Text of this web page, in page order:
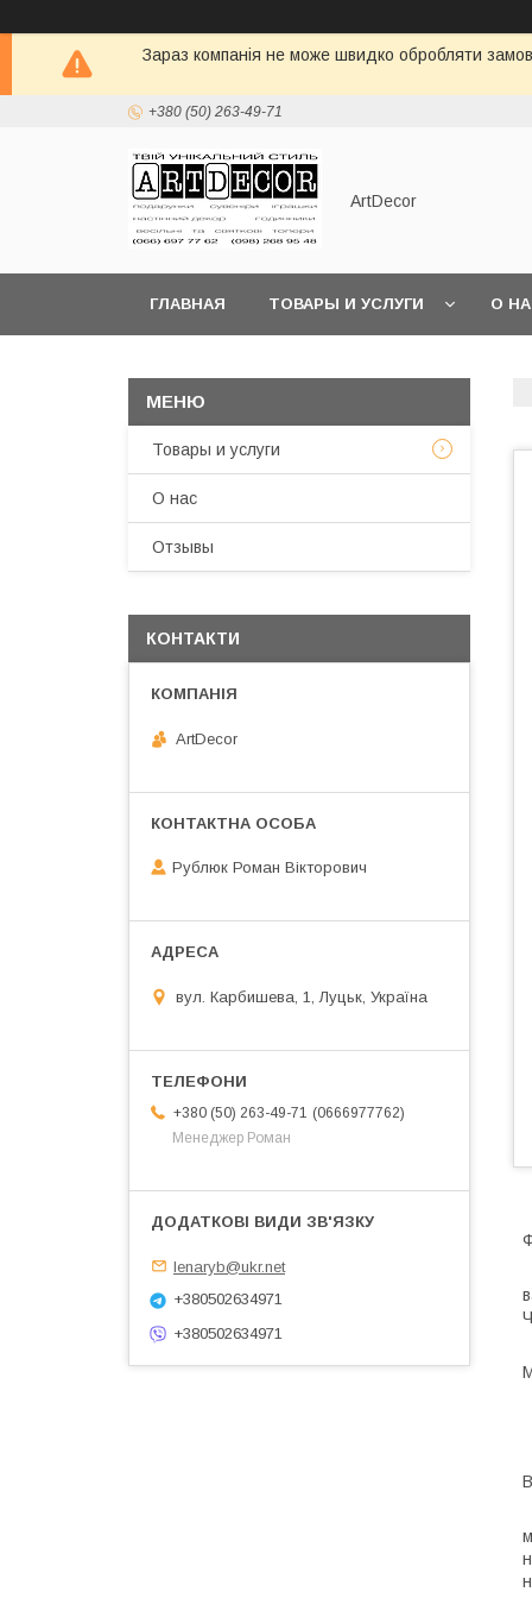
Зараз компанія не може швидко обробляти
+380 (50) 263-49-71
ArtDecor
ГЛАВНАЯ ТОВАРЫ И УСЛУГИ О
Товары и услуги
О нас
Отзывы
КОНТАКТИ
ArtDecor
Рублюк Роман Вікторович
вул. Карбишева, 1, Луцьк, Україна
+380 (50) 263-49-71
0666977762
Менеджер Роман
lenaryb@ukr.net
+380502634971
+380502634971